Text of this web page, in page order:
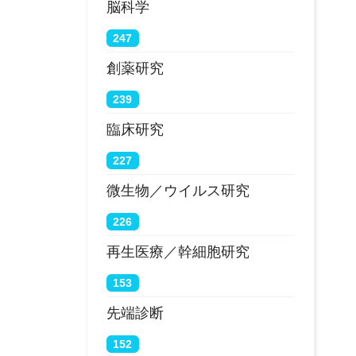
脳科学
247
創薬研究
239
臨床研究
227
微生物／ウイルス研究
226
再生医療／幹細胞研究
153
先端診断
152